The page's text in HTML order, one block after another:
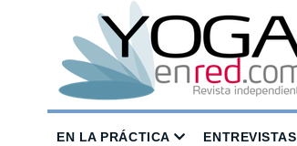
EN LA PRÁCTICA ENTREVISTAS